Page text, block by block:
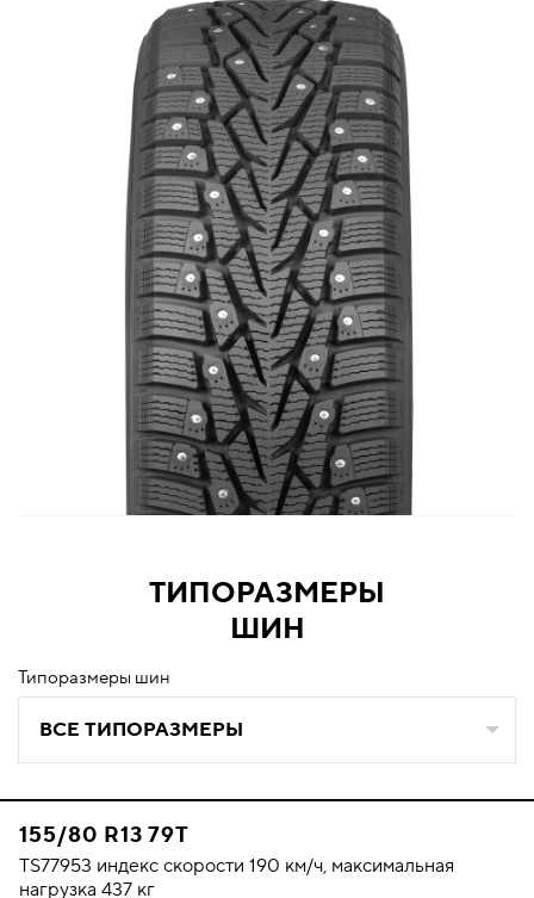
ТИПОРАЗМЕРЫ
ШИН
Типоразмеры шин
ВСЕ ТИПОРАЗМЕРЫ
155/80 R13 79T
TS77953 индекс скорости 190 км/ч, максимальная
нагрузка 437 кг